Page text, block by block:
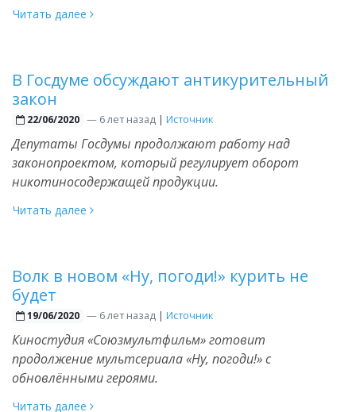
Читать далее
В Госдуме обсуждают антикурительный
закон
22/06/2020 —6 лет назад | Источник
Депутаты Госдумы продолжают работу над
законопроектом, который регулирует оборот
никотиносодержащей продукции.
Читать далее
Волк в новом «Ну, погоди!» курить не
будет
19/06/2020 —6 лет назад | Источник
Киностудия «Союзмультфильм» готовит
продолжение мультсериала «Ну, погоди!» с
обновлёнными героями.
Читать далее